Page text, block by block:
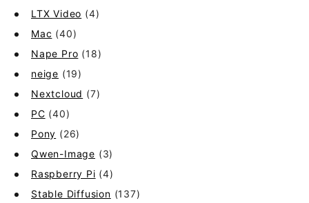
LTX Video (4)
Mac (40)
Nape Pro (18)
neige (19)
Nextcloud (7)
PC (40)
Pony (26)
Qwen-Image (3)
Raspberry Pi (4)
Stable Diffusion (137)